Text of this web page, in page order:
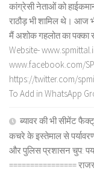
कांग्रेसी नेताओं को
राठौड़ भी शामिल थे। आज
मैं अशोक गहलोत का पक्का
Website-
www.facebook.com/
https://twitter.com/
To Add in WhatsApp
ब्यावर की भी सीमेंट
कचरे के इस्तेमाल से
और पुलिस प्रशासन चुप:
================